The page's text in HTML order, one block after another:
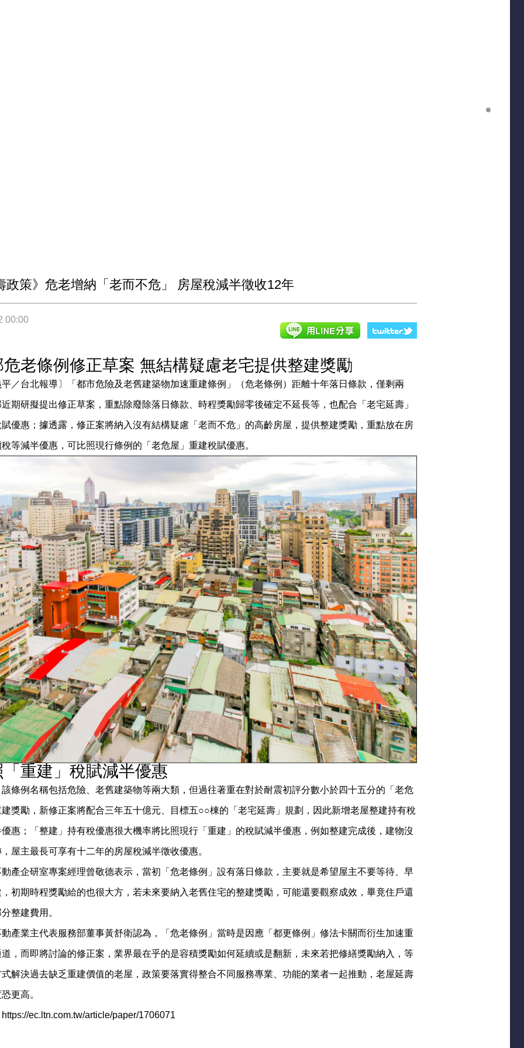
政策》危老增納「老而不危」 房屋稅減半徵收12年
00:00
老條例修正草案 無結構疑慮老宅提供整建獎勵
／台北報導〕「都市危險及老舊建築物加速重建條例」（危老條例）距離十年落日條款，僅剩兩
期研擬提出修正草案，重點除廢除落日條款、時程獎勵歸零後確定不延長等，也配合「老宅延壽」
優惠；據透露，修正案將納入沒有結構疑慮「老而不危」的高齡房屋，提供整建獎勵，重點放在房
等減半優惠，可比照現行條例的「老危屋」重建稅賦優惠。
重建」稅賦減半優惠
條例名稱包括危險、老舊建築物等兩大類，但過往著重在對於耐震初評分數小於四十五分的「老危
獎勵，新修正案將配合三年五十億元、目標五○○棟的「老宅延壽」規劃，因此新增老屋整建持有稅
惠；「整建」持有稅優惠很大機率將比照現行「重建」的稅賦減半優惠，例如整建完成後，建物沒
屋主最長可享有十二年的房屋稅減半徵收優惠。
產企研室專案經理曾敬德表示，當初「危老條例」設有落日條款，主要就是希望屋主不要等待、早
初期時程獎勵給的也很大方，若未來要納入老舊住宅的整建獎勵，可能還要觀察成效，畢竟住戶還
整建費用。
產業主代表服務部董事黃舒衛認為，「危老條例」當時是因應「都更條例」修法卡關而衍生加速重
，而即將討論的修正案，業界最在乎的是容積獎勵如何延續或是翻新，未來若把修繕獎勵納入，等
解決過去缺乏重建價值的老屋，政策要落實得整合不同服務專業、功能的業者一起推動，老屋延壽
更高。
ec.ltn.com.tw/article/paper/1706071